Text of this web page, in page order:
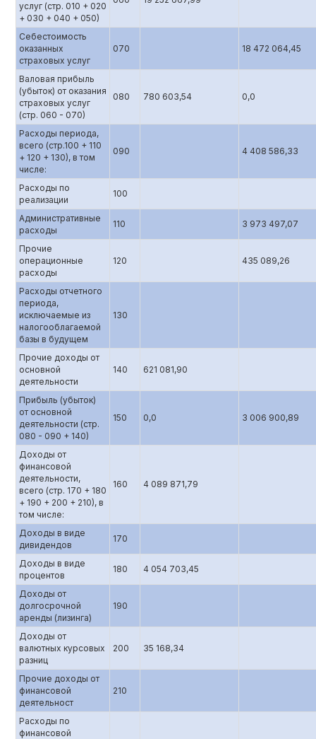
услуг (стр. 010 + 020
+ 030 + 040 + 050)
Себестоимость
оказанных
страховых услуг
070 18 472 064,45
Валовая прибыль
(убыток) от оказания
страховых услуг
(стр. 060 - 070)
080 780 603,54 0,0
Расходы периода,
всего (стр.100 + 110
+ 120 + 130), в том
числе:
090 4 408 586,33
Расходы по
реализации
100
Административные
расходы
110 3 973 497,07
Прочие
операционные
расходы
120 435 089,26
Расходы отчетного
периода,
исключаемые из
налогооблагаемой
базы в будущем
130
Прочие доходы от
основной
деятельности
140 621 081,90
Прибыль (убыток)
от основной
деятельности (стр.
080 - 090 + 140)
150 0,0 3 006 900,89
Доходы от
финансовой
деятельности,
всего (стр. 170 + 180
+ 190 + 200 + 210), в
том числе:
160 4 089 871,79
Доходы в виде
дивидендов
170
Доходы в виде
процентов
180 4 054 703,45
Доходы от
долгосрочной
аренды (лизинга)
190
Доходы от
валютных курсовых
разниц
200 35 168,34
Прочие доходы от
финансовой
деятельност
210
Расходы по
финансовой